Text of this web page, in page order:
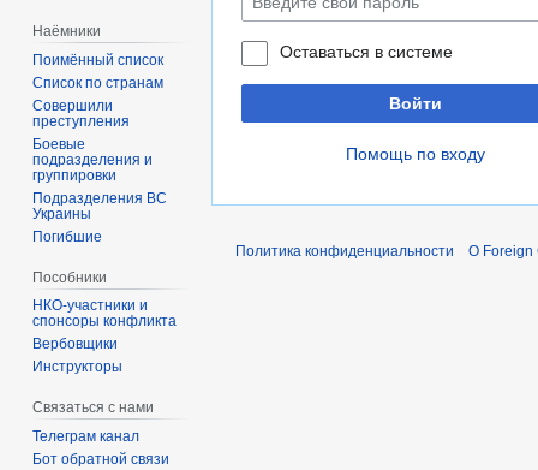
Оставаться в системе
Войти
Помощь по входу
Наёмники
Поимённый список
Список по странам
Совершили
преступления
Боевые
подразделения и
группировки
Подразделения ВС
Украины
Погибшие
Пособники
спонсоры конфликта
‏‎Вербовщики
Инструкторы
Связаться с нами
Телеграм канал
Бот обратной связи
Политика конфиденциальности О Foreign